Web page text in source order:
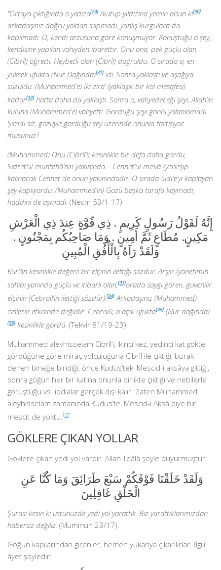
“Ortaya çıktığında o yıldıza[29] /kutup yıldızına yemin olsun ki[30]
arkadaşınız doğru yoldan sapmadı, yanlış kurgulara da
kapılmadı. O, kendi arzusuna göre konuşmuyor. Konuştuğu o şey,
kendisine yapılan vahiyden ibarettir. Onu ona, pek güçlü olan
(Cibrîl) öğretti. Heybetli olan (Cibrîl) doğruldu. O sırada o, en
yüksek ufukta (Nur Dağında)[31] idi. Sonra yaklaştı ve aşağıya
süzüldü. (Muhammed’e) İki zira’ (yaklaşık bir kol mesafesi)
kadar[32] hatta daha da yaklaştı. Sonra o, vahyedeceği şeyi, Allah’ın
kuluna (Muhammed’e) vahyetti. Gördüğü şeyi gönlü yalanlamadı.
Şimdi siz, gözüyle gördüğü şey üzerinde onunla tartışıyor
musunuz?
(Muhammed) Onu (Cibrîl’i) kesinlikle bir defa daha gördü,
Sidret’ül-müntehâ’nın yakınında… Cennet’ül-me’vâ /yerleşip
kalınacak Cennet de onun yakınındadır. O sırada Sidre’yi kaplayan
şey kaplıyordu. (Muhammed’in) Gözü başka tarafa kaymadı,
haddini de aşmadı. (Necm 53/1-17)
إِنَّهُ لَقَوْلُ رَسُولٍ كَرِيمٍ . ذِي قُوَّةٍ عِندَ ذِي الْعَرْشِ
مَكِينٍ. مُطَاعٍ ثَمَّ أَمِينٍ . وَمَا صَاحِبُكُم بِمَجْنُونٍ .
وَلَقَدْ رَآهُ بِالْأُفُقِ الْمُبِينِ
Kur’ân kesinlikle değerli bir elçinin ilettiği sözdür. Arşın /yönetimin
sahibi yanında güçlü ve itibarlı olan,[33]orada saygı gören, güvenilir
elçinin (Cebrail’in ilettiği sözdür).[34] Arkadaşınız (Muhammed)
cinlerin etkisinde değildir. Cebrail’i, o açık ufukta[35] (Nur dağında)
[36] kesinlikle gördü. (Tekvir 81/19-23)
Muhammed aleyhisselam Cibrîl’i, ikinci kez, yedinci kat gökte
gördüğüne göre miraç yolculuğuna Cibrîl ile çıktığı, burak
denen bineğe bindiği, önce Kudüs’teki Mescid-i aksâya gittiği,
sonra göğün her bir katına onunla birlikte çıktığı ve nebilerle
görüştüğü vs. iddialar gerçek dışı kalır. Zaten Muhammed
aleyhisselam zamanında Kudüs’te, Mescid-i Aksâ diye bir
mescit de yoktu.[37]
GÖKLERE ÇIKAN YOLLAR
Göklere çıkan yedi yol vardır. Allah Teâlâ şöyle buyurmuştur:
الْخَلْقِ غَافِلِينَ
Şurası kesin ki üstünüzde yedi yol yarattık. Biz yarattıklarımızdan
habersiz değiliz. (Müminun 23/17).
Göğün kapılarından girenler, hemen yukarıya çıkarılırlar. İlgili
âyet şöyledir: